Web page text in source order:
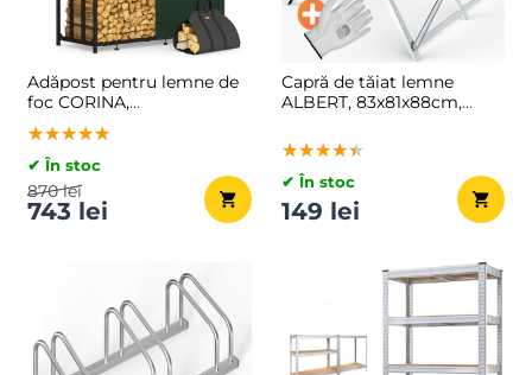
Adăpost pentru lemne de
foc CORINA,
198x163x70cm,
antracit/verde
★★★★★
★★★★★
★★★★★
✔ În stoc
743 lei
870 lei
Capră de tăiat lemne
ALBERT, 83x81x88cm,
★★★★★
★★★★★
★★★★★
✔ În stoc
149 lei